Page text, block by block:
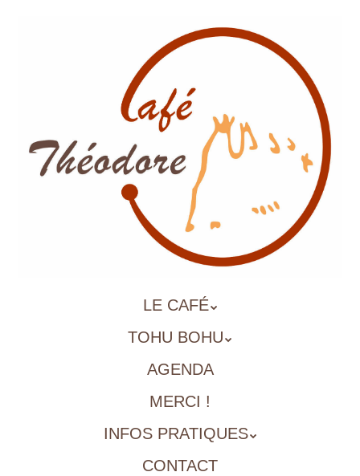
LE CAFÉ
TOHU BOHU
AGENDA
MERCI !
INFOS PRATIQUES
CONTACT